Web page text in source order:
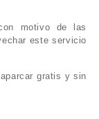
motivo de las
este servicio
gratis y sin